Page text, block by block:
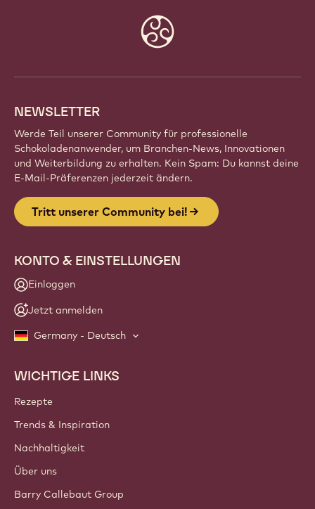
NEWSLETTER
Werde Teil unserer Community für professionelle
Schokoladenanwender, um Branchen-News, Innovationen
und Weiterbildung zu erhalten. Kein Spam: Du kannst deine
E-Mail-Präferenzen jederzeit ändern.
Tritt unserer Community bei!
KONTO & EINSTELLUNGEN
Einloggen
Jetzt anmelden
Germany - Deutsch
Footer
Callebaut
WICHTIGE LINKS
Rezepte
Trends & Inspiration
Nachhaltigkeit
Über uns
Barry Callebaut Group